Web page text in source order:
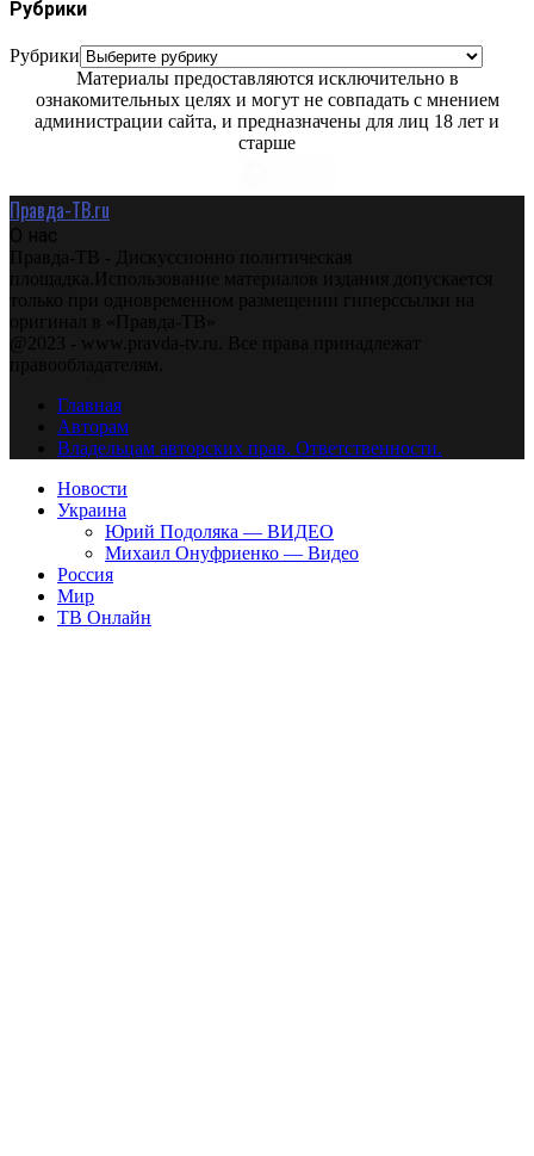
Рубрики
Рубрики
Материалы предоставляются исключительно в
ознакомительных целях и могут не совпадать с мнением
администрации сайта, и предназначены для лиц 18 лет и
старше
Правда-ТВ.ru
О нас
Правда-ТВ - Дискуссионно политическая
площадка.Использование материалов издания допускается
только при одновременном размещении гиперссылки на
оригинал в «Правда-ТВ»
@2023 - www.pravda-tv.ru. Все права принадлежат
правообладателям.
Главная
Авторам
Владельцам авторских прав. Ответственности.
Новости
Украина
Юрий Подоляка — ВИДЕО
Михаил Онуфриенко — Видео
Россия
Мир
ТВ Онлайн